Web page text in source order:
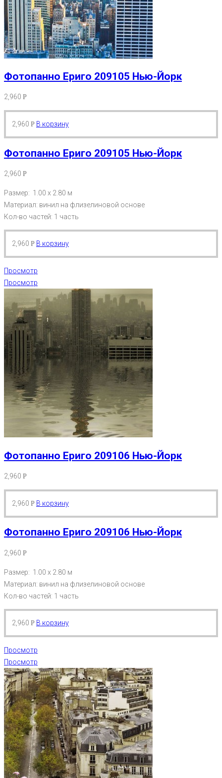
Фотопанно Ериго 209105 Нью-Йорк
2,960 Р
2,960 Р В корзину
Фотопанно Ериго 209105 Нью-Йорк
2,960 Р
Размер: 1.00 х 2.80 м
Материал: винил на флизелиновой основе
Кол-во частей: 1 часть
2,960 Р В корзину
Просмотр
Просмотр
Фотопанно Ериго 209106 Нью-Йорк
2,960 Р
2,960 Р В корзину
Фотопанно Ериго 209106 Нью-Йорк
2,960 Р
Размер: 1.00 х 2.80 м
Материал: винил на флизелиновой основе
Кол-во частей: 1 часть
2,960 Р В корзину
Просмотр
Просмотр